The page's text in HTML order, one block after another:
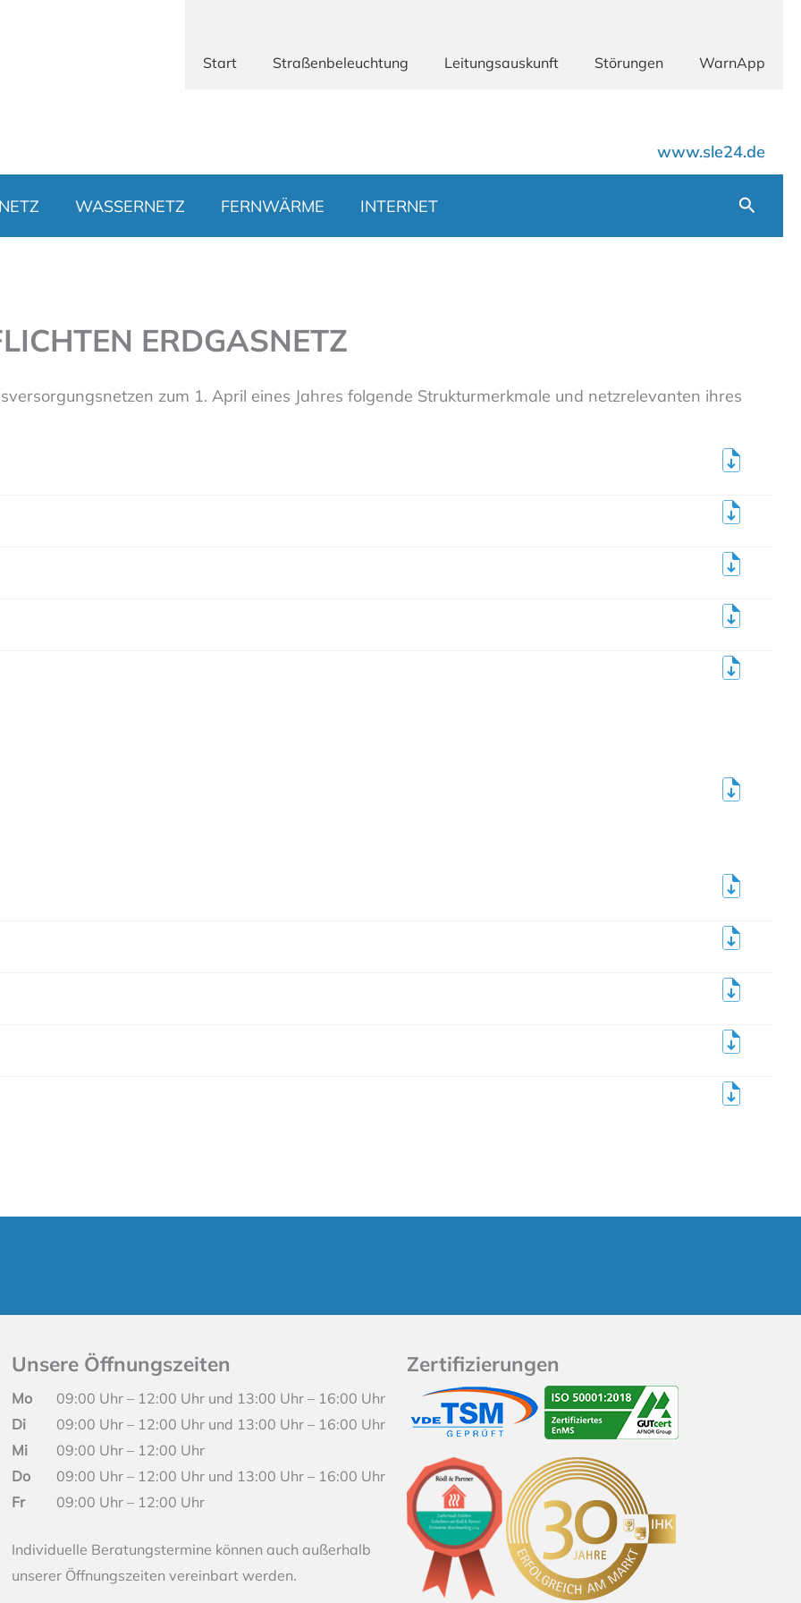
Start Straßenbeleuchtung Leitungsauskunft Störungen WarnApp
www.sle24.de
WASSERNETZ FERNWÄRME INTERNET Suchen
ERDGASNETZ
zum 1. April eines Jahres folgende Strukturmerkmale und netzrelevanten ihres
Unsere Öffnungszeiten
Mo
09:00 Uhr – 12:00 Uhr und 13:00 Uhr – 16:00 Uhr
Di
09:00 Uhr – 12:00 Uhr und 13:00 Uhr – 16:00 Uhr
Mi
09:00 Uhr – 12:00 Uhr
Do
09:00 Uhr – 12:00 Uhr und 13:00 Uhr – 16:00 Uhr
Fr
09:00 Uhr – 12:00 Uhr
Individuelle Beratungstermine können auch außerhalb
unserer Öffnungszeiten vereinbart werden.
Zertifizierungen